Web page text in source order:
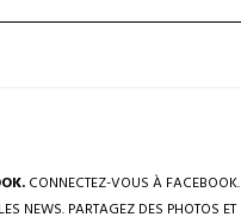
CONNECTEZ-VOUS À FACEBOOK.
NEWS. PARTAGEZ DES PHOTOS ET